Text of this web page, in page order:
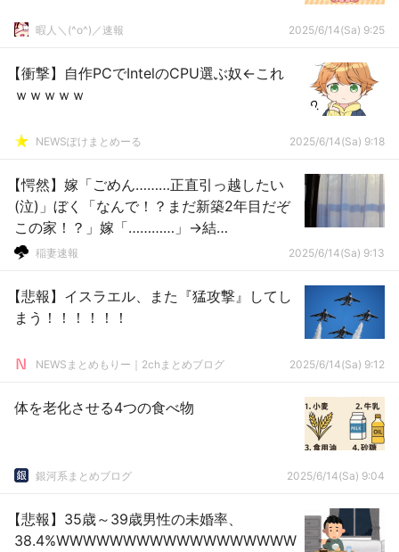
暇人＼(^o^)／速報 2025/6/14(Sa) 9:25
【衝撃】自作PCでIntelのCPU選ぶ奴←これ
ｗｗｗｗｗ
NEWSぽけまとめーる 2025/6/14(Sa) 9:18
【愕然】嫁「ごめん………正直引っ越したい
(泣)」ぼく「なんで！？まだ新築2年目だぞ
この家！？」嫁「…………」→結
果･･･････････････････
稲妻速報 2025/6/14(Sa) 9:13
【悲報】イスラエル、また『猛攻撃』してし
まう！！！！！！
NEWSまとめもりー｜2chまとめブログ 2025/6/14(Sa) 9:12
体を老化させる4つの食べ物
銀河系まとめブログ 2025/6/14(Sa) 9:04
【悲報】35歳～39歳男性の未婚率、
38.4%WWWWWWWWWWWWWWWWWW